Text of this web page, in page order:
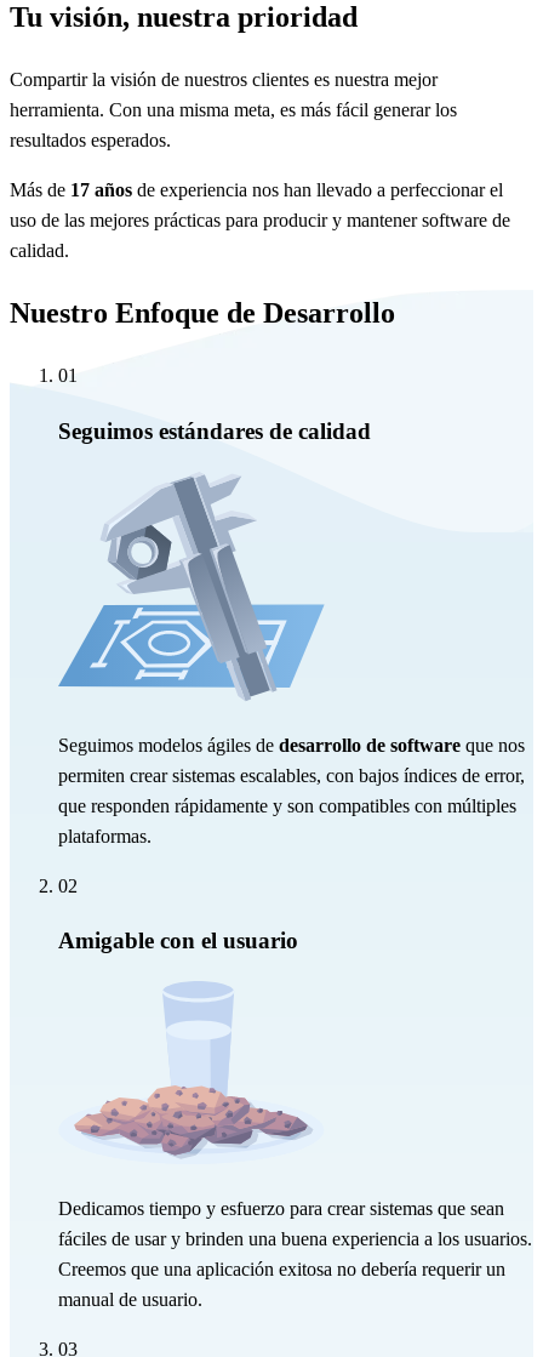
Tu visión, nuestra prioridad
Compartir la visión de nuestros clientes es nuestra mejor
herramienta. Con una misma meta, es más fácil generar los
resultados esperados.
Más de 17 años de experiencia nos han llevado a perfeccionar el
uso de las mejores prácticas para producir y mantener software de
calidad.
Nuestro Enfoque de Desarrollo
01
Seguimos estándares de calidad
Seguimos modelos ágiles de desarrollo de software que nos
permiten crear sistemas escalables, con bajos índices de error,
que responden rápidamente y son compatibles con múltiples
plataformas.
02
Amigable con el usuario
Dedicamos tiempo y esfuerzo para crear sistemas que sean
fáciles de usar y brinden una buena experiencia a los usuarios.
Creemos que una aplicación exitosa no debería requerir un
manual de usuario.
03